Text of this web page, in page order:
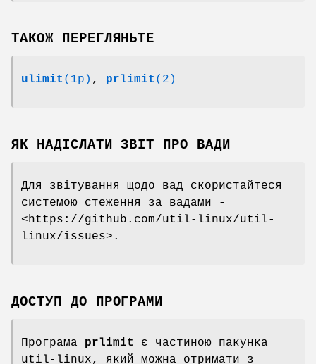
ТАКОЖ ПЕРЕГЛЯНЬТЕ
ulimit (1p) , prlimit (2)
ЯК НАДІСЛАТИ ЗВІТ ПРО ВАДИ
Для звітування щодо вад скористайтеся
системою стеження за вадами -
<https://github.com/util-linux/util-
linux/issues>.
ДОСТУП ДО ПРОГРАМИ
Програма prlimit
є частиною пакунка
util-linux, який можна отримати з